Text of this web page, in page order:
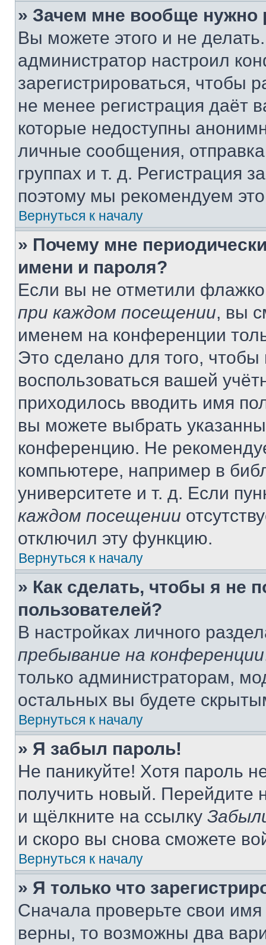
» Зачем мне вообще нужно
Вы можете этого и не
администратор настроил
зарегистрироваться, чтобы
не менее регистрация даёт
которые недоступны
личные сообщения,
группах и т. д. Регистрация
поэтому мы рекомендуем
Вернуться к началу
» Почему мне
имени и пароля?
Если вы не отметили
при каждом посещении, вы
именем на конференции
Это сделано для того, чтобы
воспользоваться вашей
приходилось вводить имя
вы можете выбрать
конференцию. Не
компьютере, например в
университете и т. д. Если
каждом посещении
отключил эту функцию.
Вернуться к началу
» Как сделать, чтобы я не
пользователей?
В настройках личного
пребывание на конференции
только администраторам,
остальных вы будете
Вернуться к началу
» Я забыл пароль!
Не паникуйте! Хотя пароль
получить новый. Перейдите
и щёлкните на ссылку
и скоро вы снова сможете
Вернуться к началу
» Я только что
Сначала проверьте свои
верны, то возможны два